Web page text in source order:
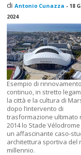
diAntonio Cunazza - 18
2024
Esempio di rinnovamento
continuo, in stretto
la città e la cultura di
dopo l’intervento di
trasformazione ultimato
2014 lo Stade Vélodrome
un affascinante caso-
architettura sportiva del
millennio.